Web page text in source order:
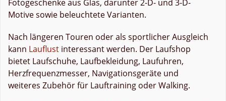
Fotogeschenke aus Glas, darunter 2-D- und 3-D-
Motive sowie beleuchtete Varianten.
Nach längeren Touren oder als sportlicher Ausgleich
kann Lauflust interessant werden. Der Laufshop
bietet Laufschuhe, Laufbekleidung, Laufuhren,
Herzfrequenzmesser, Navigationsgeräte und
weiteres Zubehör für Lauftraining oder Walking.